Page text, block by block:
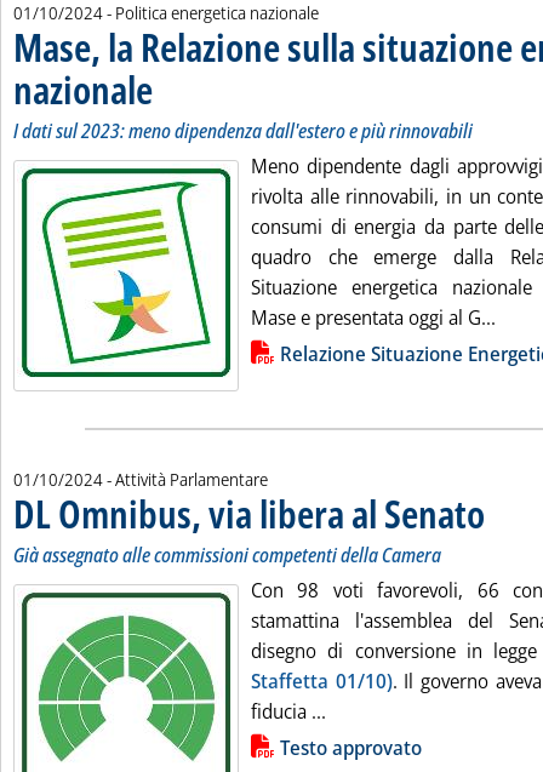
01/10/2024- Politica energetica nazionale
Mase, la Relazione sulla situazione
nazionale
I dati sul 2023: meno dipendenza dall'estero e più rinnovabili
Meno dipendente dagli
rivolta alle rinnovabili, in un
consumi di energia da parte
quadro che emerge dalla
Situazione energetica
Mase e presentata oggi al G...
Lista allegati PDF alla notiziaRelazione Situazione
01/10/2024- Attività Parlamentare
DL Omnibus, via libera al Senato
Già assegnato alle commissioni competenti della Camera
Con 98 voti favorevoli, 66
stamattina l'assemblea del
disegno di conversione in
Staffetta 01/10). Il governo
fiducia ...
Lista allegati PDF alla notiziaTesto approvato